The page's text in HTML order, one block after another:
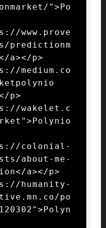
">Po
www.prove
predictionm
a></p>
medium.co
p>
wakelet.c
colonial-
about-me-
a></p>
humanity-
po